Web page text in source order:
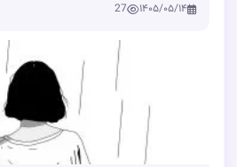
۱۴۰۵/۰۵/۱۴ 27